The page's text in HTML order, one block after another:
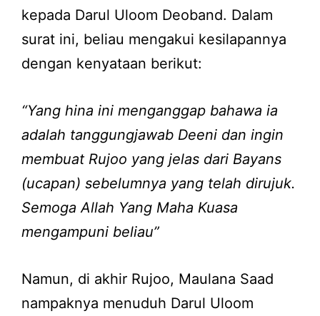
kepada Darul Uloom Deoband. Dalam
surat ini, beliau mengakui kesilapannya
dengan kenyataan berikut:
“Yang hina ini menganggap bahawa ia
adalah tanggungjawab Deeni dan ingin
membuat Rujoo yang jelas dari Bayans
(ucapan) sebelumnya yang telah dirujuk.
Semoga Allah Yang Maha Kuasa
mengampuni beliau”
Namun, di akhir Rujoo, Maulana Saad
nampaknya menuduh Darul Uloom